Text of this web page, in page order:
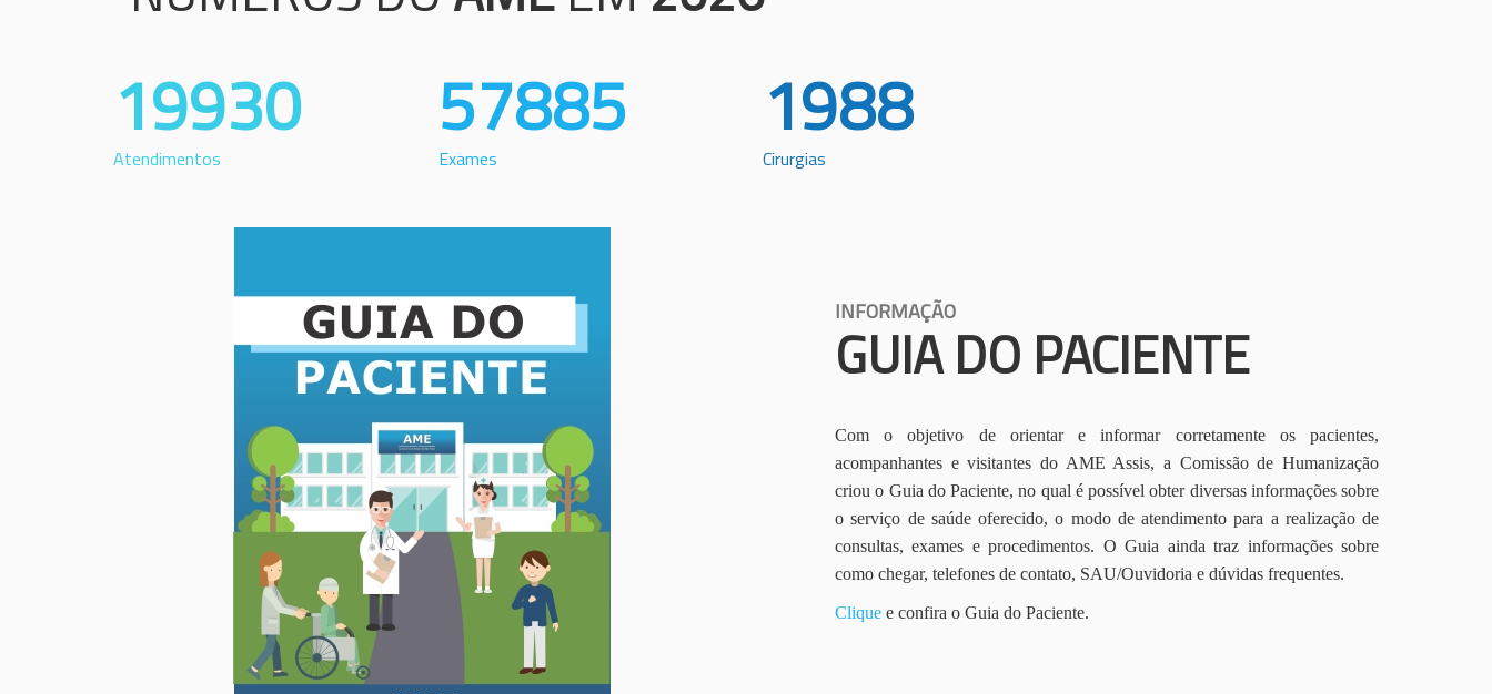
19930
Atendimentos
57885
Exames
1988
Cirurgias
INFORMAÇÃO
GUIA DO PACIENTE
Com o objetivo de orientar e informar corretamente os pacientes,
acompanhantes e visitantes do AME Assis, a Comissão de Humanização
criou o Guia do Paciente, no qual é possível obter diversas informações sobre
o serviço de saúde oferecido, o modo de atendimento para a realização de
consultas, exames e procedimentos. O Guia ainda traz informações sobre
como chegar, telefones de contato, SAU/Ouvidoria e dúvidas frequentes.
Clique e confira o Guia do Paciente.